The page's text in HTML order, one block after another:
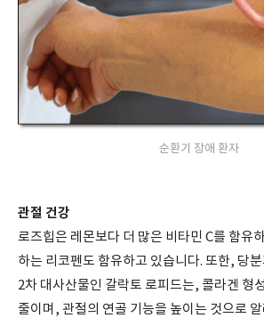
순환기 장애 환자
관절 건강
로즈힙은 레몬보다 더 많은 비타민 C를 함유
하는 리코펜도 함유하고 있습니다. 또한, 당
2차 대사산물인 갈락토 로피드는, 콜라겐 형
줄이며, 관절의 연골 기능을 높이는 것으로